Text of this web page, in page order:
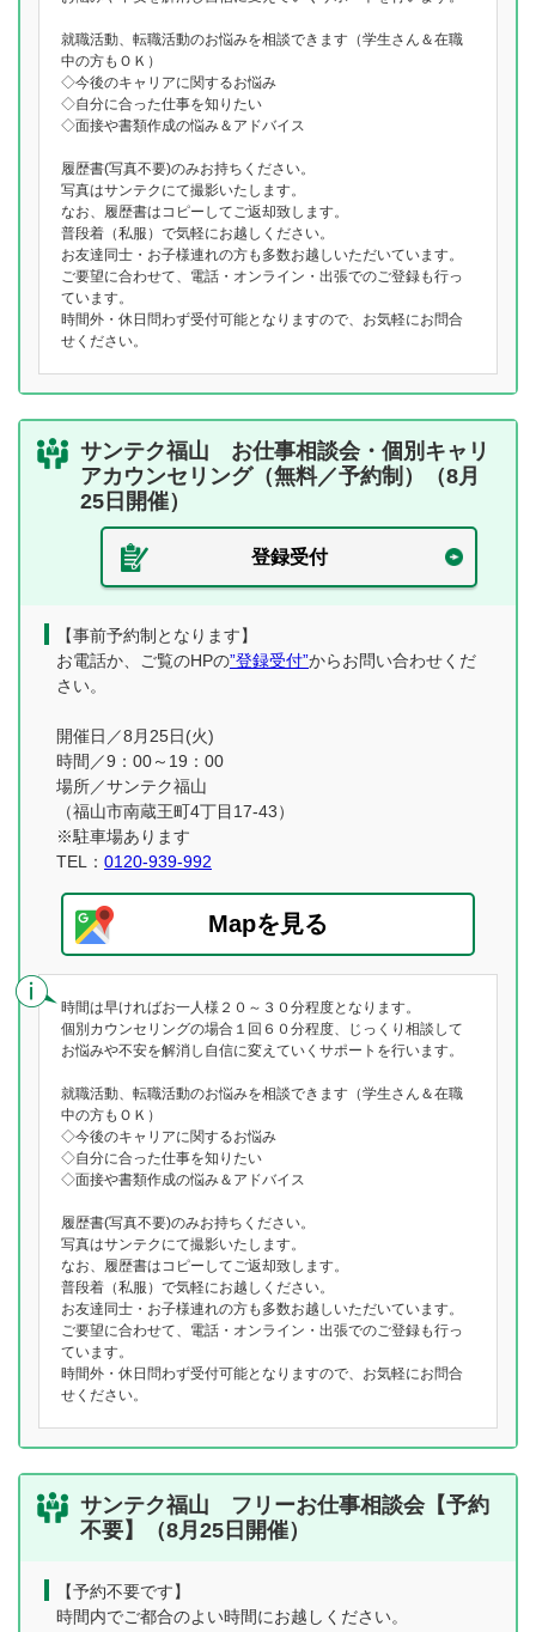
就職活動、転職活動のお悩みを相談できます（学生さん＆在職
中の方もＯＫ）
◇今後のキャリアに関するお悩み
◇自分に合った仕事を知りたい
◇面接や書類作成の悩み＆アドバイス
履歴書(写真不要)のみお持ちください。
写真はサンテクにて撮影いたします。
なお、履歴書はコピーしてご返却致します。
普段着（私服）で気軽にお越しください。
お友達同士・お子様連れの方も多数お越しいただいています。
ご要望に合わせて、電話・オンライン・出張でのご登録も行っ
ています。
時間外・休日問わず受付可能となりますので、お気軽にお問合
せください。
サンテク福山 お仕事相談会・個別キャリ
アカウンセリング（無料／予約制）（8月
25日開催）
登録受付
【事前予約制となります】
お電話か、ご覧のHPの”登録受付”からお問い合わせくだ
さい。
開催日／8月25日(火)
時間／9：00～19：00
場所／サンテク福山
（福山市南蔵王町4丁目17-43）
※駐車場あります
TEL： 0120-939-992
Mapを見る
時間は早ければお一人様２０～３０分程度となります。
個別カウンセリングの場合１回６０分程度、じっくり相談して
お悩みや不安を解消し自信に変えていくサポートを行います。
就職活動、転職活動のお悩みを相談できます（学生さん＆在職
中の方もＯＫ）
◇今後のキャリアに関するお悩み
◇自分に合った仕事を知りたい
◇面接や書類作成の悩み＆アドバイス
履歴書(写真不要)のみお持ちください。
写真はサンテクにて撮影いたします。
なお、履歴書はコピーしてご返却致します。
普段着（私服）で気軽にお越しください。
お友達同士・お子様連れの方も多数お越しいただいています。
ご要望に合わせて、電話・オンライン・出張でのご登録も行っ
ています。
時間外・休日問わず受付可能となりますので、お気軽にお問合
せください。
サンテク福山 フリーお仕事相談会【予約
不要】（8月25日開催）
【予約不要です】
時間内でご都合のよい時間にお越しください。